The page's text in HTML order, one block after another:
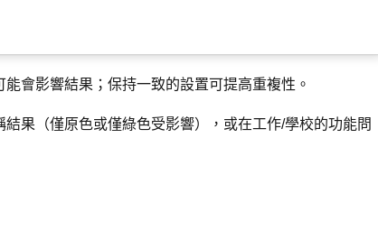
會影響結果；保持一致的設置可提高重複性。
果（僅原色或僅綠色受影響），或在工作/學校的功能問